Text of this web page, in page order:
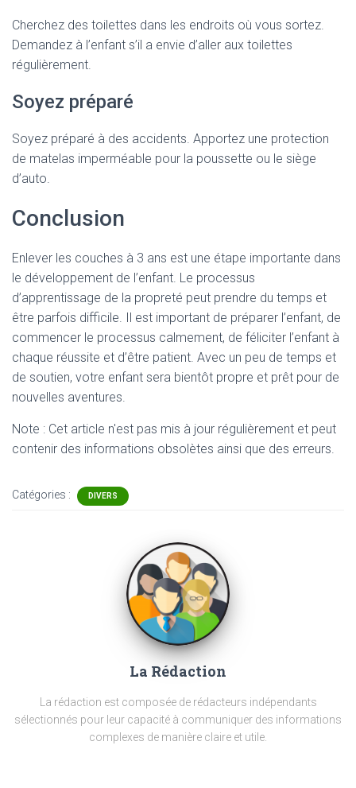
Cherchez des toilettes dans les endroits où vous sortez.
Demandez à l’enfant s’il a envie d’aller aux toilettes
régulièrement.
Soyez préparé
Soyez préparé à des accidents. Apportez une protection
de matelas imperméable pour la poussette ou le siège
d’auto.
Conclusion
Enlever les couches à 3 ans est une étape importante dans
le développement de l’enfant. Le processus
d’apprentissage de la propreté peut prendre du temps et
être parfois difficile. Il est important de préparer l’enfant, de
commencer le processus calmement, de féliciter l’enfant à
chaque réussite et d’être patient. Avec un peu de temps et
de soutien, votre enfant sera bientôt propre et prêt pour de
nouvelles aventures.
Note : Cet article n'est pas mis à jour régulièrement et peut
contenir des informations obsolètes ainsi que des erreurs.
Catégories : DIVERS
La Rédaction
La rédaction est composée de rédacteurs indépendants
sélectionnés pour leur capacité à communiquer des informations
complexes de manière claire et utile.